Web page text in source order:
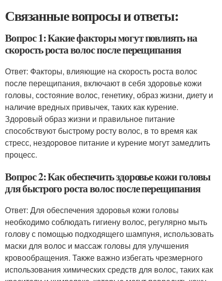
Связанные вопросы и ответы:
Вопрос 1: Какие факторы могут повлиять на
скорость роста волос после перещипания
Ответ: Факторы, влияющие на скорость роста волос
после перещипания, включают в себя здоровье кожи
головы, состояние волос, генетику, образ жизни, диету и
наличие вредных привычек, таких как курение.
Здоровый образ жизни и правильное питание
способствуют быстрому росту волос, в то время как
стресс, нездоровое питание и курение могут замедлить
процесс.
Вопрос 2: Как обеспечить здоровье кожи головы
для быстрого роста волос после перещипания
Ответ: Для обеспечения здоровья кожи головы
необходимо соблюдать гигиену волос, регулярно мыть
голову с помощью подходящего шампуня, использовать
маски для волос и массаж головы для улучшения
кровообращения. Также важно избегать чрезмерного
использования химических средств для волос, таких как